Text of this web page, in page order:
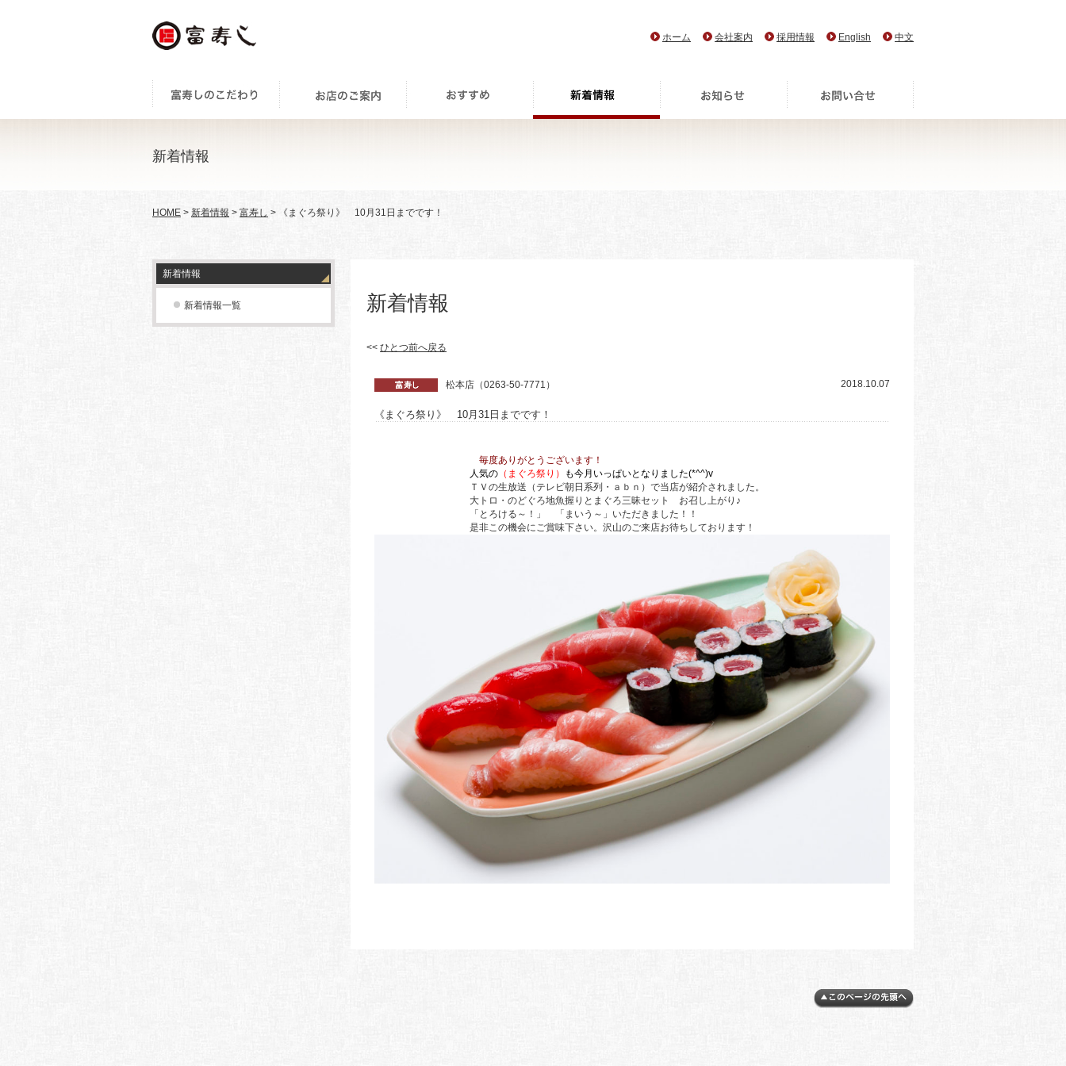
ホーム 会社案内 採用情報 English 中文
新着情報
HOME > 新着情報 > 富寿し > 《まぐろ祭り》 10月31日までです！
新着情報
新着情報一覧 新着情報
<< ひとつ前へ戻る
松本店（0263-50-7771） 2018.10.07
《まぐろ祭り》 10月31日までです！
毎度ありがとうございます！
人気の （まぐろ祭り）
も今月いっぱいとなりました(*^^)v
ＴＶの生放送（テレビ朝日系列・ａｂｎ）で当店が紹介されました。
大トロ・のどぐろ地魚握りとまぐろ三昧セット お召し上がり♪
「とろける～！」 「まいう～」いただきました！！
是非この機会にご賞味下さい。沢山のご来店お待ちしております！